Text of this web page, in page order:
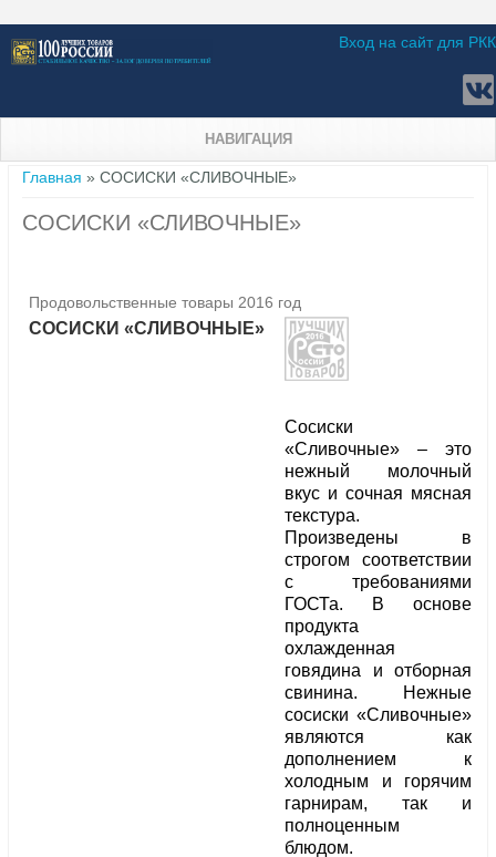
Вход на сайт для РКК
НАВИГАЦИЯ
Вы здесь
Главная » СОСИСКИ «СЛИВОЧНЫЕ»
СОСИСКИ «СЛИВОЧНЫЕ»
Продовольственные товары 2016 год
СОСИСКИ «СЛИВОЧНЫЕ»
Сосиски
«Сливочные» – это
нежный молочный
вкус и сочная мясная
текстура.
Произведены в
строгом соответствии
с требованиями
ГОСТа. В основе
продукта
охлажденная
говядина и отборная
свинина. Нежные
сосиски «Сливочные»
являются как
дополнением к
холодным и горячим
гарнирам, так и
полноценным
блюдом.